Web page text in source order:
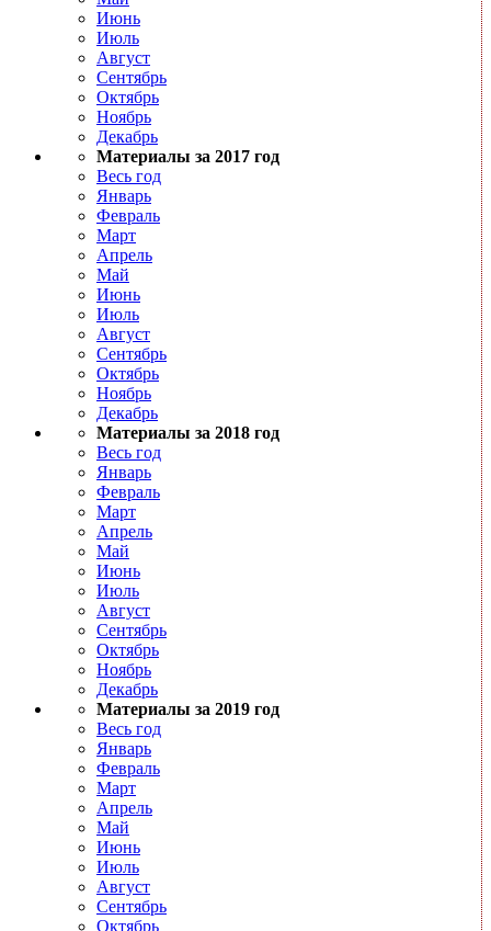
Июнь
Июль
Август
Сентябрь
Октябрь
Ноябрь
Декабрь
Материалы за 2017 год
Весь год
Январь
Февраль
Март
Апрель
Май
Июнь
Июль
Август
Сентябрь
Октябрь
Ноябрь
Декабрь
Материалы за 2018 год
Весь год
Январь
Февраль
Март
Апрель
Май
Июнь
Июль
Август
Сентябрь
Октябрь
Ноябрь
Декабрь
Материалы за 2019 год
Весь год
Январь
Февраль
Март
Апрель
Май
Июнь
Июль
Август
Сентябрь
Октябрь